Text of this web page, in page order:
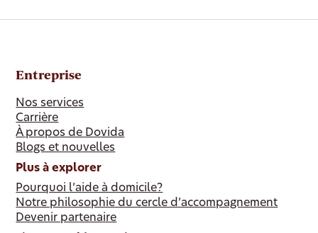
Entreprise
Nos services
Carrière
À propos de Dovida
Blogs et nouvelles
Plus à explorer
Pourquoi l’aide à domicile?
Notre philosophie du cercle d’accompagnement
Devenir partenaire